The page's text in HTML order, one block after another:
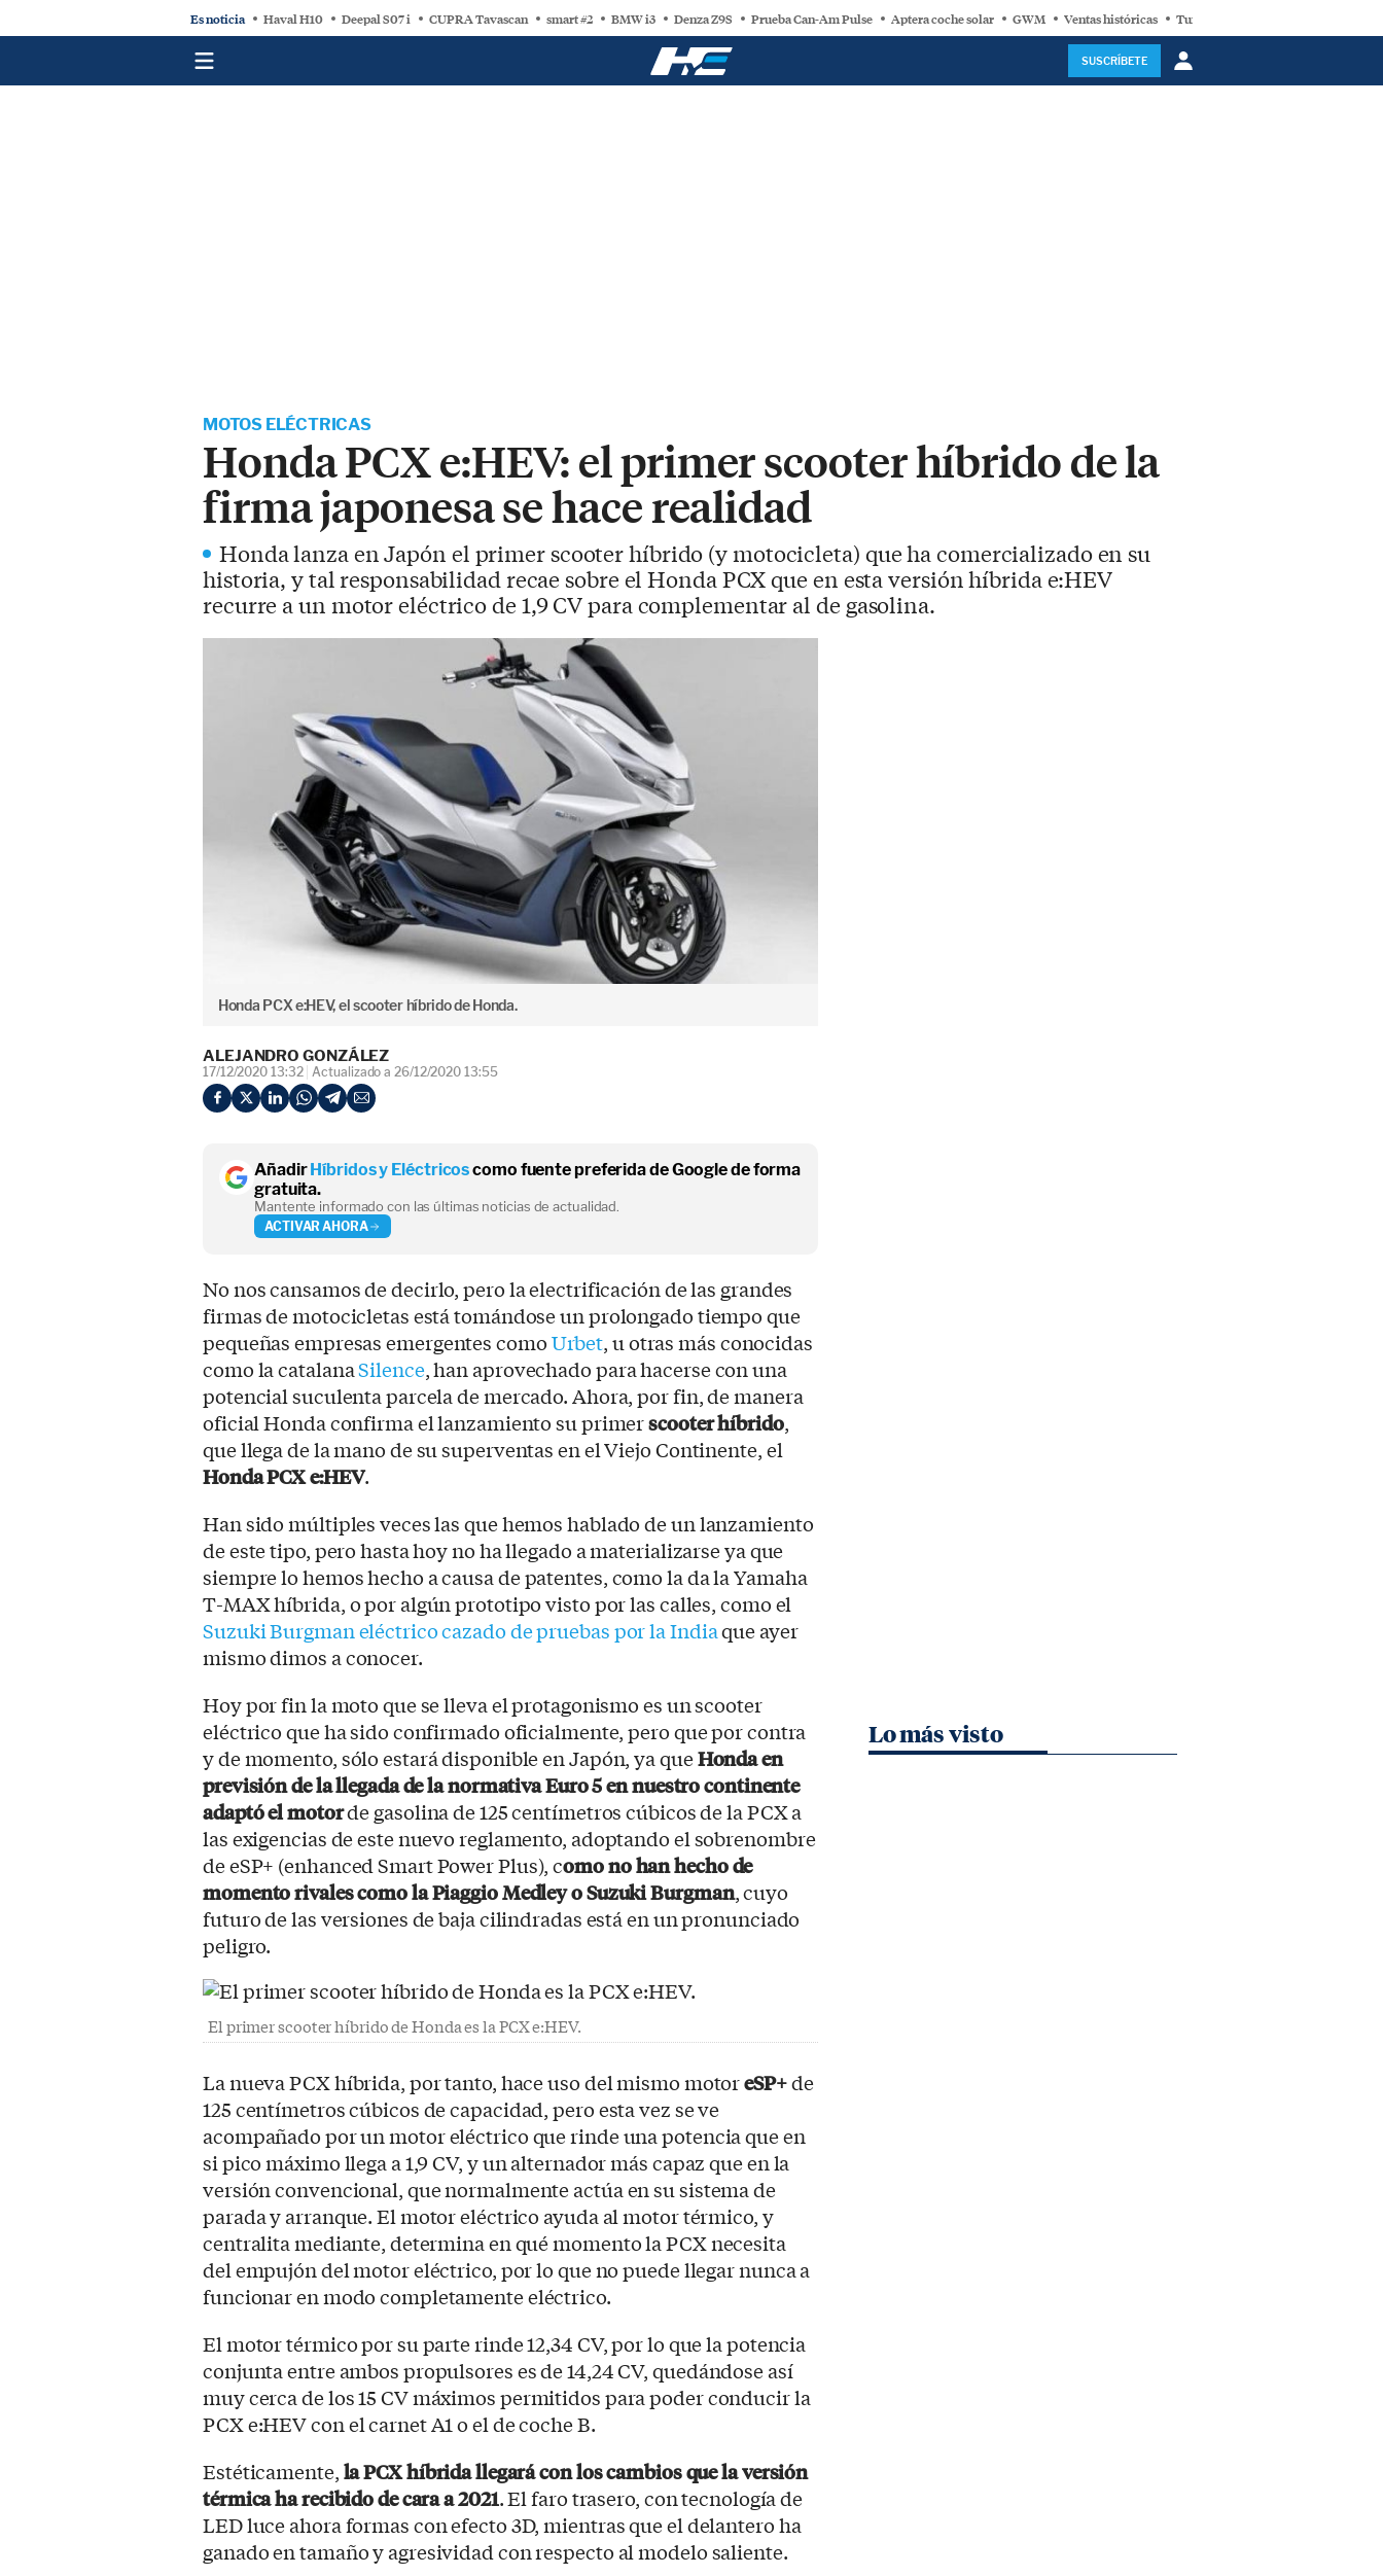
Es noticia Haval H10 Deepal S07 i CUPRA Tavascan smart #2 BMW i3 Denza Z9S Prueba Can-Am Pulse Aptera coche solar GWM Ventas históricas Turbina eólica
SUSCRÍBETE
MOTOS ELÉCTRICAS
Honda PCX e:HEV: el primer scooter híbrido de la
firma japonesa se hace realidad
Honda lanza en Japón el primer scooter híbrido (y motocicleta) que ha comercializado en su
historia, y tal responsabilidad recae sobre el Honda PCX que en esta versión híbrida e:HEV
recurre a un motor eléctrico de 1,9 CV para complementar al de gasolina.
Honda PCX e:HEV, el scooter híbrido de Honda.
ALEJANDRO GONZÁLEZ
17/12/2020 13:32 Actualizado a 26/12/2020 13:55
AñadirHíbridos y Eléctricoscomo fuente preferida de Google de forma
gratuita.
Mantente informado con las últimas noticias de actualidad.
ACTIVAR AHORA
No nos cansamos de decirlo, pero la electrificación de las grandes
firmas de motocicletas está tomándose un prolongado tiempo que
pequeñas empresas emergentes comoUrbet, u otras más conocidas
como la catalanaSilence, han aprovechado para hacerse con una
potencial suculenta parcela de mercado. Ahora, por fin, de manera
oficial Honda confirma el lanzamiento su primerscooter híbrido,
que llega de la mano de su superventas en el Viejo Continente, el
Honda PCX e:HEV.
Han sido múltiples veces las que hemos hablado de un lanzamiento
de este tipo, pero hasta hoy no ha llegado a materializarse ya que
siempre lo hemos hecho a causa de patentes, como la da la Yamaha
T-MAX híbrida, o por algún prototipo visto por las calles, como el
Suzuki Burgman eléctrico cazado de pruebas por la Indiaque ayer
mismo dimos a conocer.
Hoy por fin la moto que se lleva el protagonismo es un scooter
eléctrico que ha sido confirmado oficialmente, pero que por contra
y de momento, sólo estará disponible en Japón, ya queHonda en
previsión de la llegada de la normativa Euro 5 en nuestro continente
adaptó el motorde gasolina de 125 centímetros cúbicos de la PCX a
las exigencias de este nuevo reglamento, adoptando el sobrenombre
de eSP+ (enhanced Smart Power Plus), como no han hecho de
momento rivales como la Piaggio Medley o Suzuki Burgman, cuyo
futuro de las versiones de baja cilindradas está en un pronunciado
peligro.
El primer scooter híbrido de Honda es la PCX e:HEV.
La nueva PCX híbrida, por tanto, hace uso del mismo motoreSP+de
125 centímetros cúbicos de capacidad, pero esta vez se ve
acompañado por un motor eléctrico que rinde una potencia que en
si pico máximo llega a 1,9 CV, y un alternador más capaz que en la
versión convencional, que normalmente actúa en su sistema de
parada y arranque. El motor eléctrico ayuda al motor térmico, y
centralita mediante, determina en qué momento la PCX necesita
del empujón del motor eléctrico, por lo que no puede llegar nunca a
funcionar en modo completamente eléctrico.
El motor térmico por su parte rinde 12,34 CV, por lo que la potencia
conjunta entre ambos propulsores es de 14,24 CV, quedándose así
muy cerca de los 15 CV máximos permitidos para poder conducir la
PCX e:HEV con el carnet A1 o el de coche B.
Estéticamente,la PCX híbrida llegará con los cambios que la versión
térmica ha recibido de cara a 2021. El faro trasero, con tecnología de
LED luce ahora formas con efecto 3D, mientras que el delantero ha
ganado en tamaño y agresividad con respecto al modelo saliente.
Lo más visto